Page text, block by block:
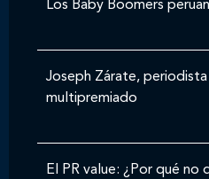
Los Baby Boomers
Joseph Zárate, periodista
multipremiado
El PR value: ¿Por qué no